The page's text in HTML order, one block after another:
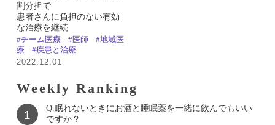
割分担で
患者さんに負担のない有効
な治療を継続
#チーム医療 #医師
#地域医
療
#疾患と治療
2022.12.01
Weekly Ranking
1
Q.眠れないときにお酒と睡眠薬を一緒に飲んでもいい
ですか？